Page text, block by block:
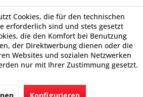
Cookies, die für den technischen
erforderlich sind und stets gesetzt
die den Komfort bei Benutzung
der Direktwerbung dienen oder die
Websites und sozialen Netzwerken
nur mit Ihrer Zustimmung gesetzt.